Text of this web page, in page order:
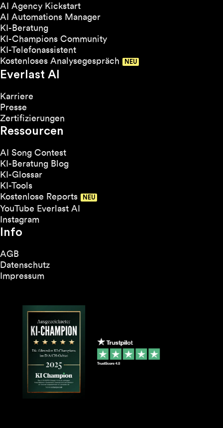
AI Agency Kickstart
AI Automations Manager
KI-Beratung
KI-Champions Community
KI-Telefonassistent
Kostenloses Analysegespräch
Everlast AI
Karriere
Presse
Zertifizierungen
Ressourcen
AI Song Contest
KI-Beratung Blog
KI-Glossar
KI-Tools
Kostenlose Reports
YouTube Everlast AI
Instagram
Info
AGB
Datenschutz
Impressum